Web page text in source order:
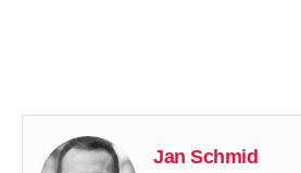
Jan Schmid